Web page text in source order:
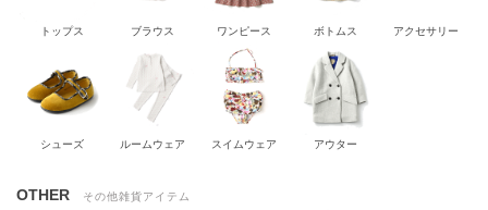
トップス ブラウス ワンピース ボトムス アクセサリー
シューズ ルームウェア スイムウェア アウター
OTHER その他雑貨アイテム